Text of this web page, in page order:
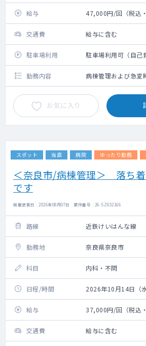
給与 47,000円/回（税込
交通費 給与に含む
駐車場利用 駐車場利用可（自己
勤務内容 病棟管理および急変
お気に入り
スポット 当直 病院 ゆったり勤務
＜奈良市/病棟管理＞ 落ち
です
掲載更新日 : 2026年08月07日 案件番号 : 26-SZ652166
路線 近鉄けいはんな線
勤務地 奈良県奈良市
科目 内科・不問
日程/時間 2026年10月14日（
給与 37,000円/回（税込
交通費 給与に含む